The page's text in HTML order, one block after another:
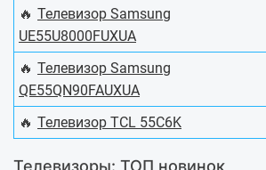
🔥 Телевизор Samsung
UE55U8000FUXUA
🔥 Телевизор Samsung
QE55QN90FAUXUA
🔥 Телевизор TCL 55C6K
Телевизоры: ТОП новинок